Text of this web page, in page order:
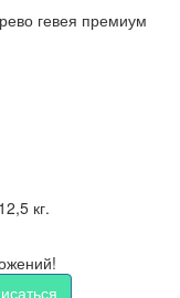
гевея премиум
кг.